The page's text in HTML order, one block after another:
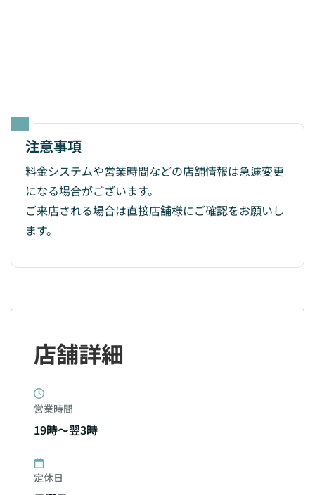
注意事項
料金システムや営業時間などの店舗情報は急遽変更
になる場合がございます。
ご来店される場合は直接店舗様にご確認をお願いし
ます。
店舗詳細
営業時間
19時～翌3時
定休日